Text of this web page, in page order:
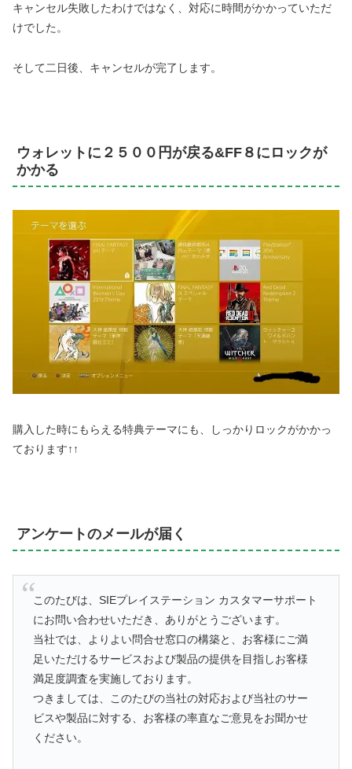
キャンセル失敗したわけではなく、対応に時間がかかっていただ
けでした。
そして二日後、キャンセルが完了します。
ウォレットに２５００円が戻る&FF８にロックが
かかる
購入した時にもらえる特典テーマにも、しっかりロックがかかっ
ております↑↑
アンケートのメールが届く
このたびは、SIEプレイステーション カスタマーサポート
にお問い合わせいただき、ありがとうございます。
当社では、よりよい問合せ窓口の構築と、お客様にご満
足いただけるサービスおよび製品の提供を目指しお客様
満足度調査を実施しております。
つきましては、このたびの当社の対応および当社のサー
ビスや製品に対する、お客様の率直なご意見をお聞かせ
ください。